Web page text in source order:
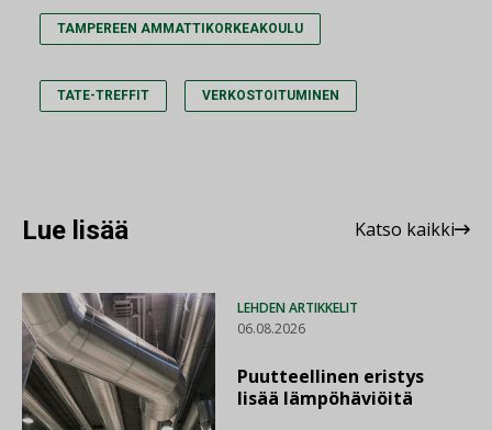
TAMPEREEN AMMATTIKORKEAKOULU
TATE-TREFFIT VERKOSTOITUMINEN
Lue lisää Katso kaikki
LEHDEN ARTIKKELIT
06.08.2026
Puutteellinen eristys
lisää lämpöhäviöitä